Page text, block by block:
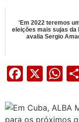
'Em 2022 teremos
eleições mais sujas da
avalia Sergio
X